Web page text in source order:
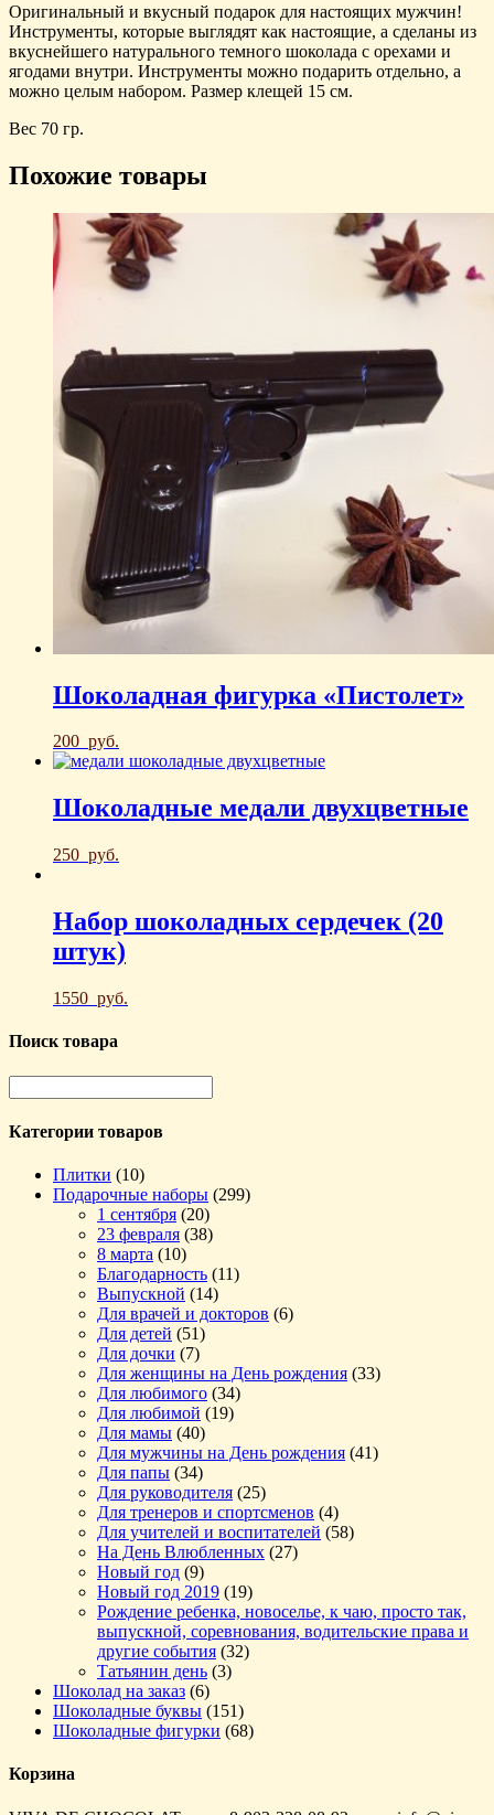
Оригинальный и вкусный подарок для настоящих мужчин!
Инструменты, которые выглядят как настоящие, а сделаны из
вкуснейшего натурального темного шоколада с орехами и
ягодами внутри. Инструменты можно подарить отдельно, а
можно целым набором. Размер клещей 15 см.
Вес 70 гр.
Похожие товары
Шоколадная фигурка «Пистолет»
200 руб.
Шоколадные медали двухцветные
250 руб.
Набор шоколадных сердечек (20
штук)
1550 руб.
Поиск товара
Категории товаров
Плитки (10)
Подарочные наборы (299)
1 сентября (20)
23 февраля (38)
8 марта (10)
Благодарность (11)
Выпускной (14)
Для врачей и докторов (6)
Для детей (51)
Для дочки (7)
Для женщины на День рождения (33)
Для любимого (34)
Для любимой (19)
Для мамы (40)
Для мужчины на День рождения (41)
Для папы (34)
Для руководителя (25)
Для тренеров и спортсменов (4)
Для учителей и воспитателей (58)
На День Влюбленных (27)
Новый год (9)
Новый год 2019 (19)
Рождение ребенка, новоселье, к чаю, просто так,
выпускной, соревнования, водительские права и
другие события (32)
Татьянин день (3)
Шоколад на заказ (6)
Шоколадные буквы (151)
Шоколадные фигурки (68)
Корзина